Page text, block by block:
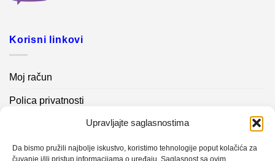
Upravljajte saglasnostima
Da bismo pružili najbolje iskustvo, koristimo tehnologije poput kolačića za
Korisni linkovi
Moj račun
Polica privatnosti
Kontakt info